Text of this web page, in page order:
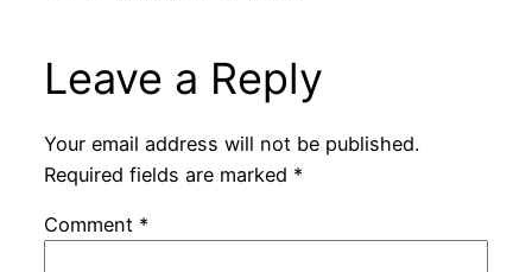
Leave a Reply
Your email address will not be published.
Required fields are marked *
Comment *